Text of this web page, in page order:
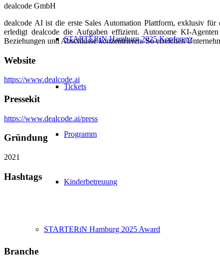
STARTERiN Hamburg 2025 Konferenz
Tickets
Programm
Kinderbetreuung
STARTERiN Hamburg 2025 Award
dealcode GmbH
dealcode AI ist die erste Sales Automation Plattform, exklusiv für
erledigt dealcode die Aufgaben effizient. Autonome KI-
Beziehungen und Abschlüsse konzentrieren. So erreichen
Website
https://www.dealcode.ai
Pressekit
https://www.dealcode.ai/press
Gründung
2021
Hashtags
Branche